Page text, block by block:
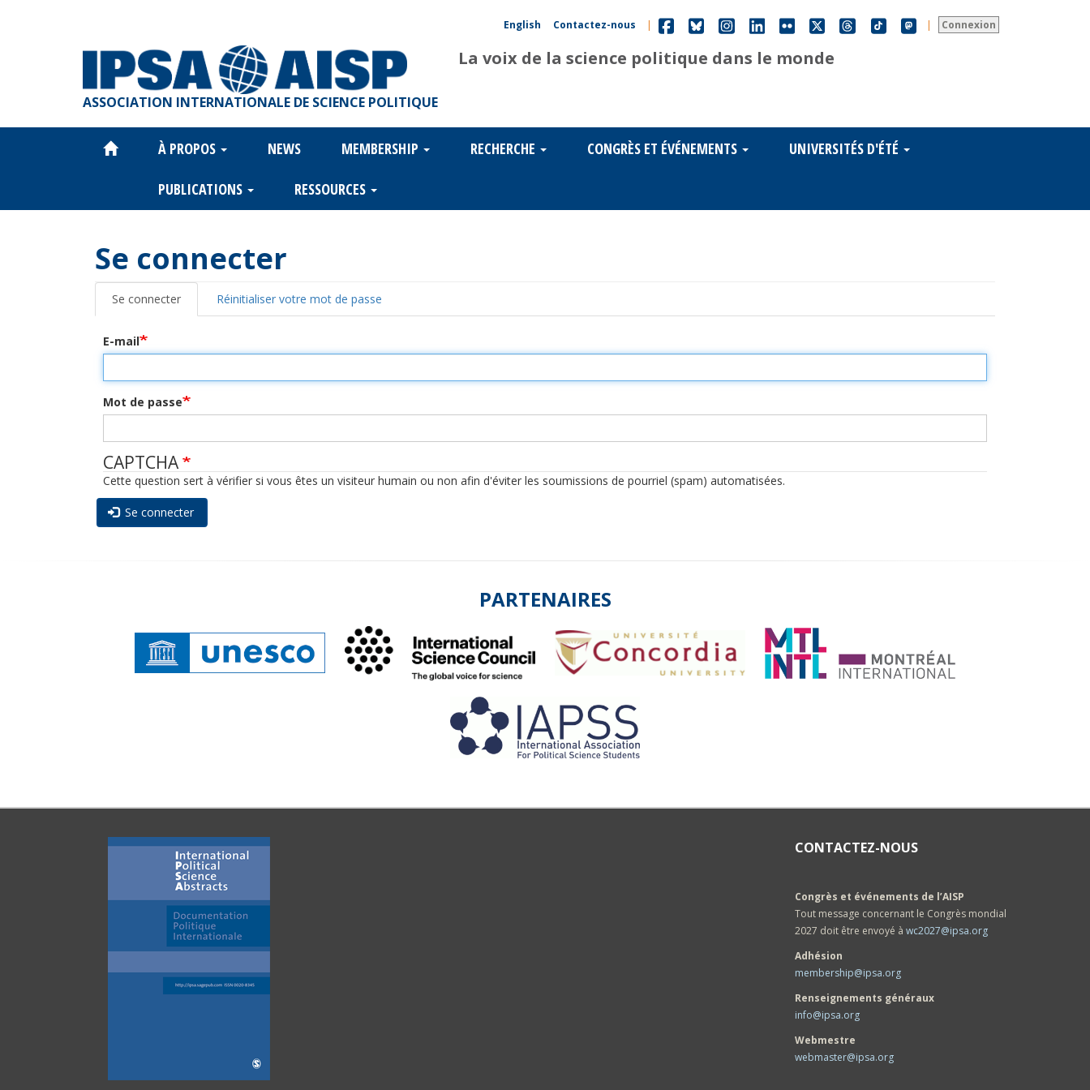
Connexion
Contactez-nous | |
English
ASSOCIATION INTERNATIONALE DE SCIENCE POLITIQUE
La voix de la science politique dans le monde
Main
navigation
À PROPOS NEWS MEMBERSHIP RECHERCHE CONGRÈS ET ÉVÉNEMENTS UNIVERSITÉS D'ÉTÉ
PUBLICATIONS RESSOURCES
Se connecter
Onglets
principaux
Se connecter Réinitialiser votre mot de passe
E-mail
Mot de passe
CAPTCHA
Cette question sert à vérifier si vous êtes un visiteur humain ou non afin d'éviter les soumissions de pourriel (spam) automatisées.
Se connecter
PARTENAIRES
CONTACTEZ-NOUS
Congrès et événements de l’AISP
Tout message concernant le Congrès mondial
2027 doit être envoyé à wc2027@ipsa.org
Adhésion
membership@ipsa.org
Renseignements généraux
info@ipsa.org
Webmestre
webmaster@ipsa.org